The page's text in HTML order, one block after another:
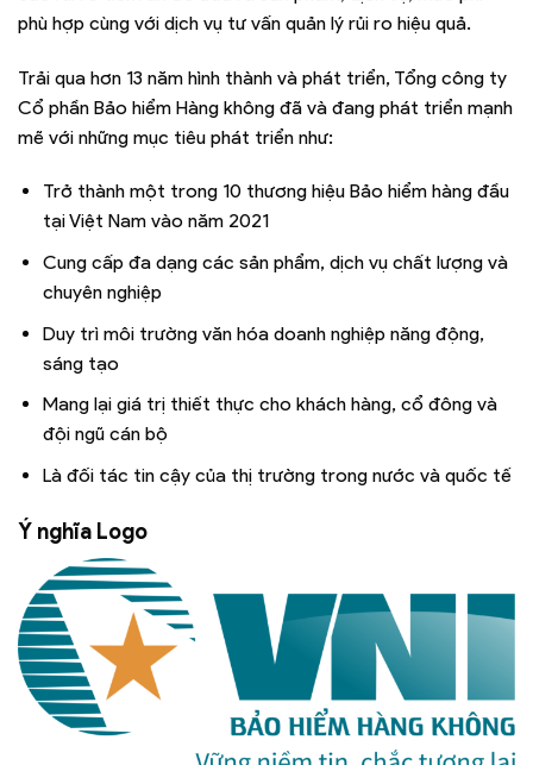
phù hợp cùng với dịch vụ tư vấn quản lý rủi ro hiệu quả.
Trải qua hơn 13 năm hình thành và phát triển, Tổng công ty
Cổ phần Bảo hiểm Hàng không đã và đang phát triển mạnh
mẽ với những mục tiêu phát triển như:
Trở thành một trong 10 thương hiệu Bảo hiểm hàng đầu
tại Việt Nam vào năm 2021
Cung cấp đa dạng các sản phẩm, dịch vụ chất lượng và
chuyên nghiệp
Duy trì môi trường văn hóa doanh nghiệp năng động,
sáng tạo
Mang lại giá trị thiết thực cho khách hàng, cổ đông và
đội ngũ cán bộ
Là đối tác tin cậy của thị trường trong nước và quốc tế
Ý nghĩa Logo